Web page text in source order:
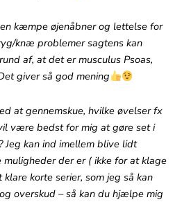
kæmpe øjenåbner og lettelse for
knæ problemer sagtens kan
af, at det er musculus Psoas,
giver så god mening
at gennemskue, hvilke øvelser fx
være bedst for mig at gøre set i
Jeg kan ind imellem blive lidt
der er ( ikke for at klage
korte serier, som jeg så kan
overskud – så kan du hjælpe mig